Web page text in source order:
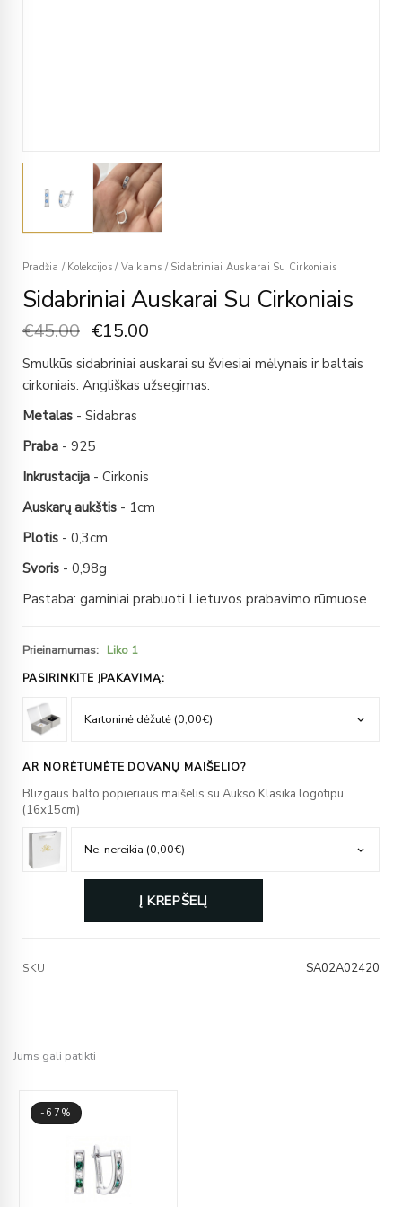
Pradžia / Kolekcijos / Vaikams /Sidabriniai Auskarai Su Cirkoniais
Sidabriniai Auskarai Su Cirkoniais
€45.00 €15.00
Smulkūs sidabriniai auskarai su šviesiai mėlynais ir baltais
cirkoniais. Angliškas užsegimas.
Metalas - Sidabras
Praba - 925
Inkrustacija - Cirkonis
Auskarų aukštis - 1cm
Plotis - 0,3cm
Svoris - 0,98g
Pastaba: gaminiai prabuoti Lietuvos prabavimo rūmuose
Prieinamumas: Liko 1
PASIRINKITE ĮPAKAVIMĄ:
AR NORĖTUMĖTE DOVANŲ MAIŠELIO?
Blizgaus balto popieriaus maišelis su Aukso Klasika logotipu
(16x15cm)
Į KREPŠELĮ
SKU SA02A02420
Jums gali patikti
-67%